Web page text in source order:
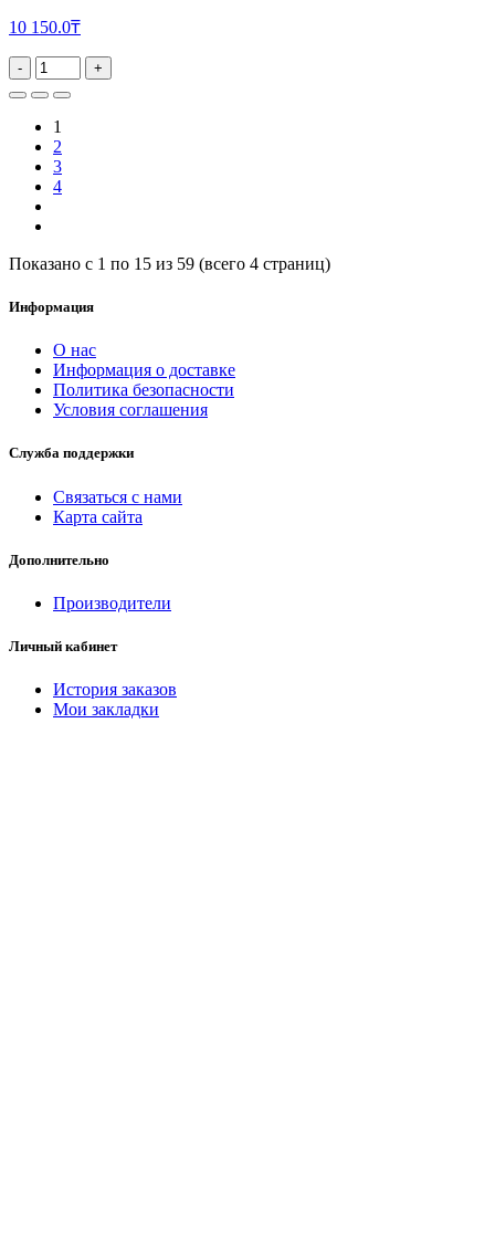
10 150.0₸
- +
1
2
3
4
Показано с 1 по 15 из 59 (всего 4 страниц)
Информация
О нас
Информация о доставке
Политика безопасности
Условия соглашения
Служба поддержки
Связаться с нами
Карта сайта
Дополнительно
Производители
Личный кабинет
История заказов
Мои закладки